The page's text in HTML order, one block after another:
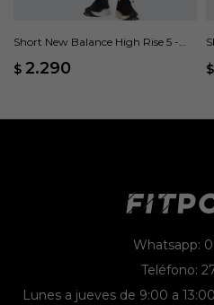
Short New Balance High Rise 5 -
$ 2.290 $
Whatsapp:
Teléfono:
Lunes a jueves de 9:00 a